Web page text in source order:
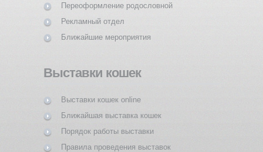
Переоформление родословной
Рекламный отдел
Ближайшие мероприятия
Выставки кошек
Выставки кошек online
Ближайшая выставка кошек
Порядок работы выставки
Правила проведения выставок